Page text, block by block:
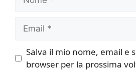
Email
Salva il mio nome, email e
browser per la prossima